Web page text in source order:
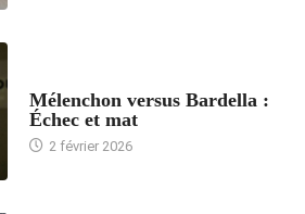
Mélenchon versus Bardella :
Échec et mat
2 février 2026